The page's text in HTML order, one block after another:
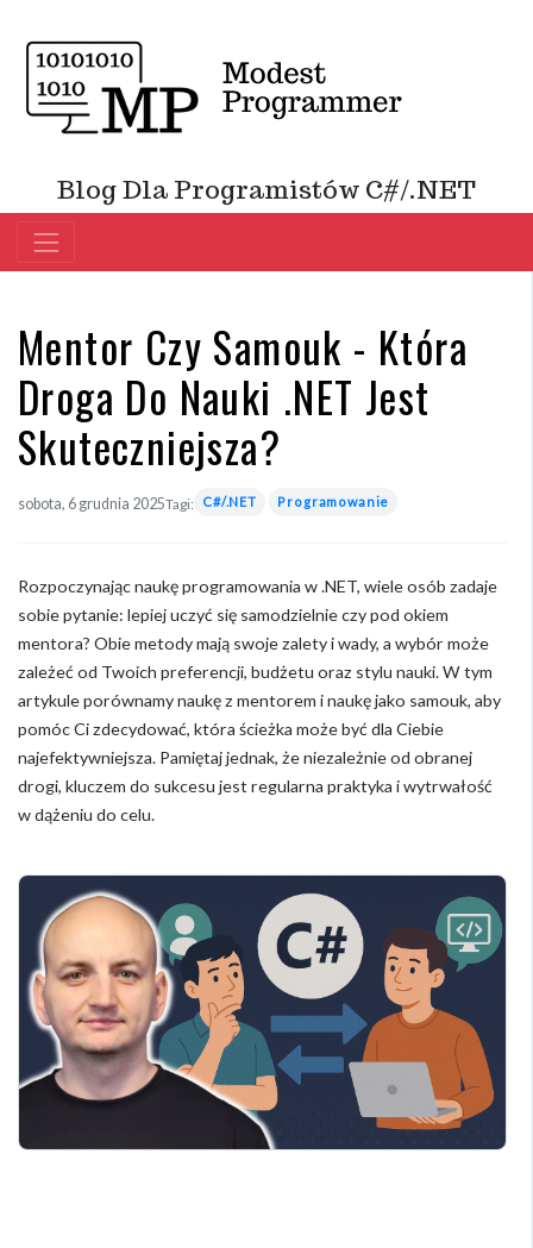
Blog Dla Programistów C#/.NET
Mentor Czy Samouk - Która
Droga Do Nauki .NET Jest
Skuteczniejsza?
sobota, 6 grudnia 2025Tagi: C#/.NET Programowanie
Rozpoczynając naukę programowania w .NET, wiele osób zadaje
sobie pytanie: lepiej uczyć się samodzielnie czy pod okiem
mentora? Obie metody mają swoje zalety i wady, a wybór może
zależeć od Twoich preferencji, budżetu oraz stylu nauki. W tym
artykule porównamy naukę z mentorem i naukę jako samouk, aby
pomóc Ci zdecydować, która ścieżka może być dla Ciebie
najefektywniejsza. Pamiętaj jednak, że niezależnie od obranej
drogi, kluczem do sukcesu jest regularna praktyka i wytrwałość
w dążeniu do celu.